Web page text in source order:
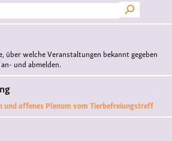
über welche Veranstaltungen bekannt gegeben
an- und abmelden.
und offenes Plenum vom Tierbefreiungstreff